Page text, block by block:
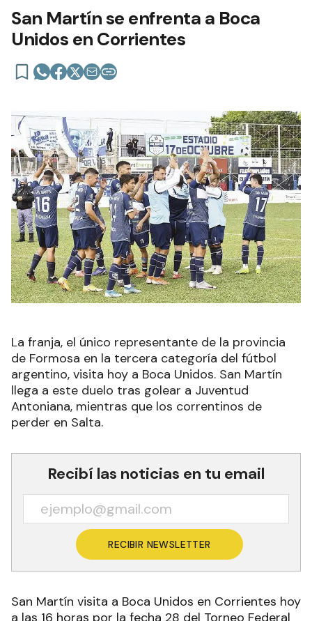
San Martín se enfrenta a Boca
Unidos en Corrientes
La franja, el único representante de la provincia
de Formosa en la tercera categoría del fútbol
argentino, visita hoy a Boca Unidos. San Martín
llega a este duelo tras golear a Juventud
Antoniana, mientras que los correntinos de
perder en Salta.
Recibí las noticias en tu email
RECIBIR NEWSLETTER
San Martín visita a Boca Unidos en Corrientes hoy